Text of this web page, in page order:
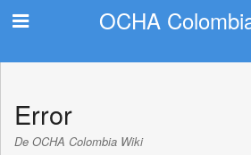
OCHA
Error
De OCHA Colombia Wiki